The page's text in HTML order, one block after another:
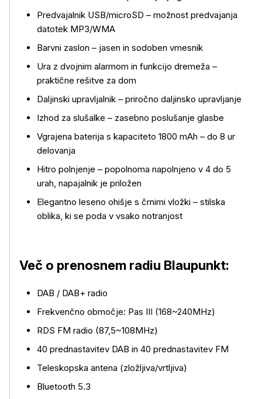
Predvajalnik USB/microSD – možnost predvajanja
datotek MP3/WMA
Barvni zaslon – jasen in sodoben vmesnik
Ura z dvojnim alarmom in funkcijo dremeža –
praktične rešitve za dom
Daljinski upravljalnik – priročno daljinsko upravljanje
Izhod za slušalke – zasebno poslušanje glasbe
Vgrajena baterija s kapaciteto 1800 mAh – do 8 ur
delovanja
Hitro polnjenje – popolnoma napolnjeno v 4 do 5
urah, napajalnik je priložen
Elegantno leseno ohišje s črnimi vložki – stilska
oblika, ki se poda v vsako notranjost
Več o prenosnem radiu Blaupunkt:
DAB / DAB+ radio
Frekvenčno območje: Pas III (168~240MHz)
RDS FM radio (87,5~108MHz)
40 prednastavitev DAB in 40 prednastavitev FM
Teleskopska antena (zložljiva/vrtljiva)
Bluetooth 5.3